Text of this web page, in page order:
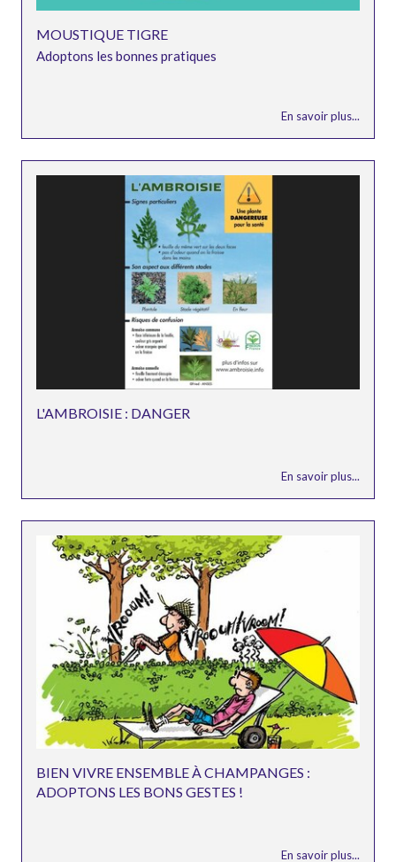
MOUSTIQUE TIGRE
Adoptons les bonnes pratiques
En savoir plus...
L'AMBROISIE : DANGER
En savoir plus...
BIEN VIVRE ENSEMBLE À CHAMPANGES :
ADOPTONS LES BONS GESTES !
En savoir plus...